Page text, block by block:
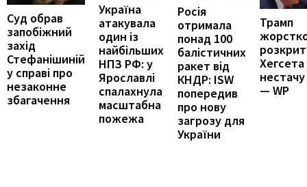
Суд обрав
запобіжний
захід
Стефанішиній
у справі про
незаконне
збагачення
Україна
атакувала
один із
найбільших
НПЗ РФ: у
Ярославлі
спалахнула
масштабна
пожежа
Росія
отримала
понад 100
балістичних
ракет від
КНДР: ISW
попередив
про нову
загрозу для
України
Трамп
— WP